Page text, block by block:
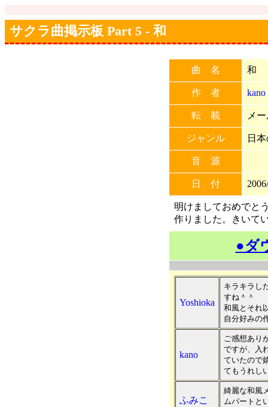
サクラ曲掲示板 Part 5 - 和
曲 名 和
作 者 kano
転 載 メ
ジャンル 日
音 源
日 付
明けましておめでと
作りました。きいて
●ダ
Yoshioka
キラキラし
すね＾＾
和風とそれ
自分好みの
kano
ご感想あり
ですが、入
ていたので
てもうれし
ふみこ
綺麗な和風
ムパートと